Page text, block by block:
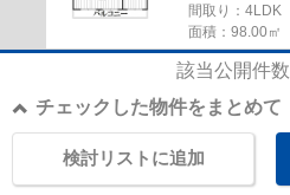
間取り：4LDK
面積：98.00㎡
該当公開件数
チェックした物件をまとめて
検討リストに追加